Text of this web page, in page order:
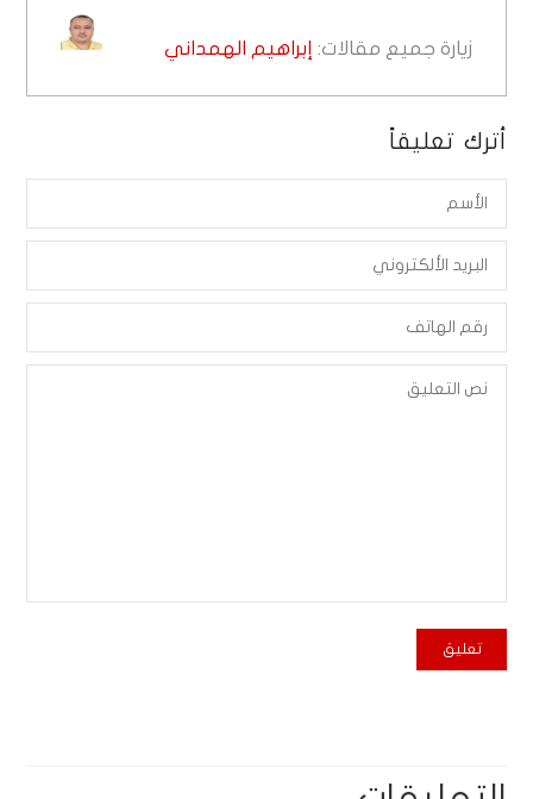
زيارة جميع مقالات: إبراهيم الهمداني
أترك تعليقاً